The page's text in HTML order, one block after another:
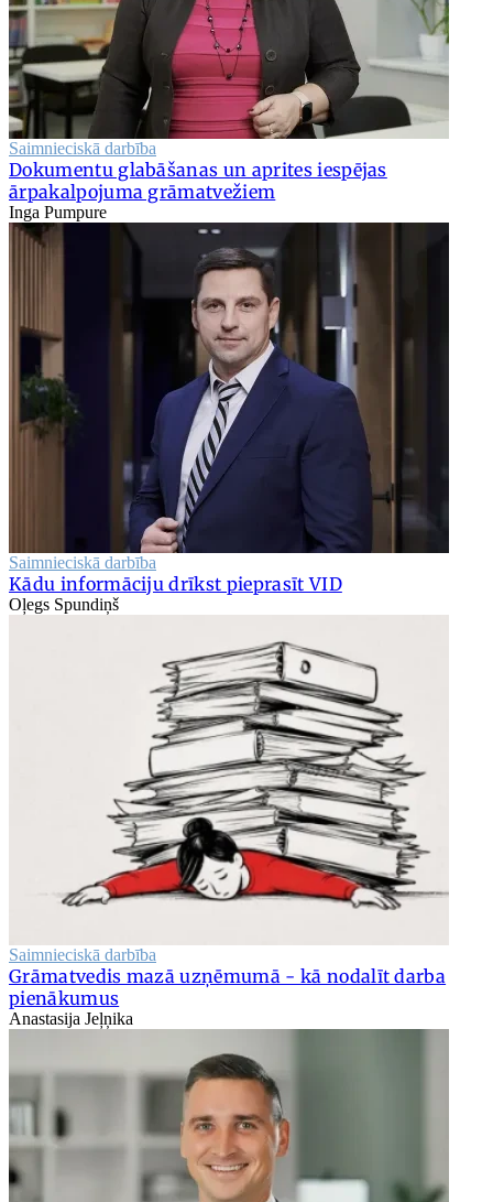
Saimnieciskā darbība
Dokumentu glabāšanas un aprites iespējas
ārpakalpojuma grāmatvežiem
Inga Pumpure
Saimnieciskā darbība
Kādu informāciju drīkst pieprasīt VID
Oļegs Spundiņš
Saimnieciskā darbība
Grāmatvedis mazā uzņēmumā - kā nodalīt darba
pienākumus
Anastasija Jeļņika